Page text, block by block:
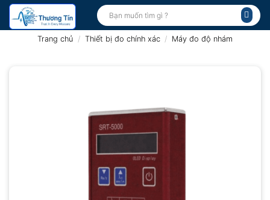
Bỏ
qua
Tìm
kiếm:
Trang chủ / Thiết bị đo chính xác / Máy đo độ nhám